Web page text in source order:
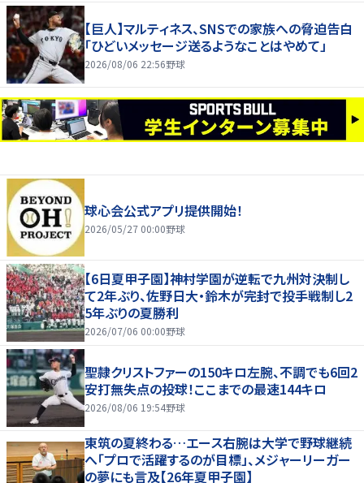
【巨人】マルティネス、SNSでの家族への脅迫告白
「ひどいメッセージ送るようなことはやめて」
2026/08/06 22:56野球
球心会公式アプリ提供開始！
2026/05/27 00:00野球
【6日夏甲子園】神村学園が逆転で九州対決制し
て2年ぶり、佐野日大・鈴木が完封で投手戦制し2
5年ぶりの夏勝利
2026/07/06 00:00野球
聖隷クリストファーの150キロ左腕、不調でも6回2
安打無失点の投球！ここまでの最速144キロ
2026/08/06 19:54野球
東筑の夏終わる…エース右腕は大学で野球継続
へ「プロで活躍するのが目標」、メジャーリーガー
の夢にも言及【26年夏甲子園】